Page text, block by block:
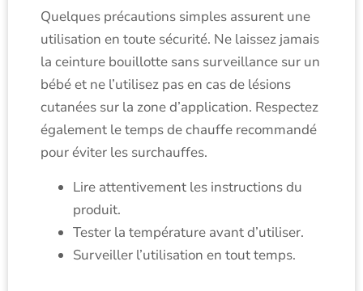
Quelques précautions simples assurent une
utilisation en toute sécurité. Ne laissez jamais
la ceinture bouillotte sans surveillance sur un
bébé et ne l’utilisez pas en cas de lésions
cutanées sur la zone d’application. Respectez
également le temps de chauffe recommandé
pour éviter les surchauffes.
Lire attentivement les instructions du
produit.
Tester la température avant d’utiliser.
Surveiller l’utilisation en tout temps.